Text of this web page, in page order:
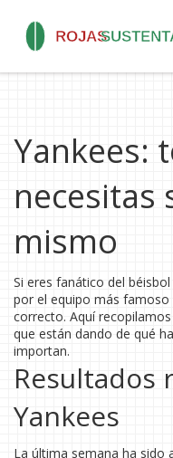
Yankees:
necesitas
mismo
Si eres fanático del
por el equipo más famoso
correcto. Aquí
que están dando de qué
importan.
Resultados
Yankees
La última semana ha sido